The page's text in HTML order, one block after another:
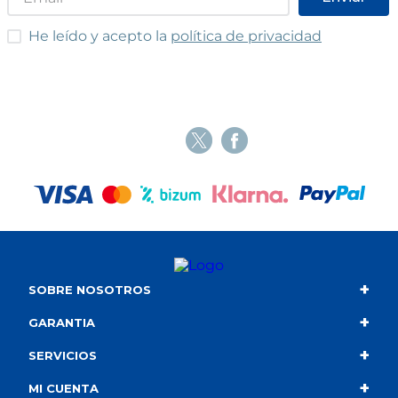
He leído y acepto las condiciones
He leído y acepto la política de privacidad
SOBRE NOSOTROS +
Contacto
Quiénes somos
Catálogo
GARANTIA +
Condiciones de compra
Política de privacidad
SERVICIOS +
Envío
MI CUENTA +